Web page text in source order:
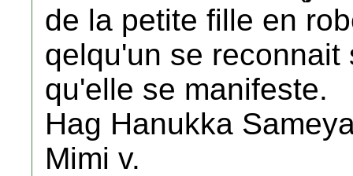
de la petite fille en
qelqu'un se
qu'elle se manifeste.
Hag Hanukka
Mimi v.